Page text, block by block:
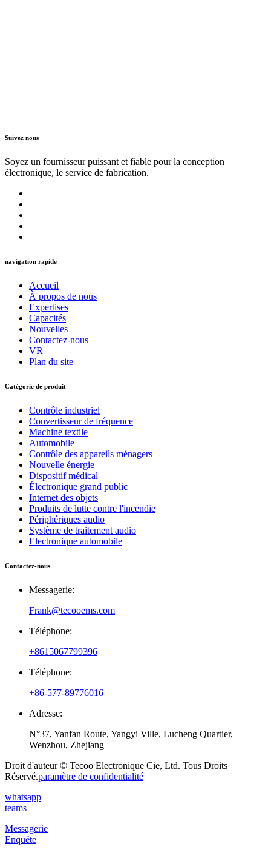
Suivez nous
Soyez un fournisseur puissant et fiable pour la conception
électronique, le service de fabrication.
navigation rapide
Accueil
À propos de nous
Expertises
Capacités
Nouvelles
Contactez-nous
VR
Plan du site
Catégorie de produit
Contrôle industriel
Convertisseur de fréquence
Machine textile
Automobile
Contrôle des appareils ménagers
Nouvelle énergie
Dispositif médical
Électronique grand public
Internet des objets
Produits de lutte contre l'incendie
Périphériques audio
Système de traitement audio
Electronique automobile
Contactez-nous
Messagerie:
Frank@tecooems.com
Téléphone:
+8615067799396
Téléphone:
+86-577-89776016
Adresse:
N°37, Yanfan Route, Yangyi Ville, Lucheng Quartier,
Wenzhou, Zhejiang
Droit d'auteur © Tecoo Electronique Cie, Ltd. Tous Droits
Réservé.paramètre de confidentialité
whatsapp
teams
Messagerie
Enquête